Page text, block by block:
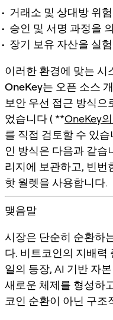
거래소 및 상대방 위
승인 및 서명 과정을
장기 보유 자산을 실
이러한 환경에 맞는 시
OneKey는 오픈 소스
보안 우선 접근 방식으
었습니다 ( **OneKey
를 직접 검토할 수 있
인 방식은 다음과 같습
리지에 보관하고, 빈번
핫 월렛을 사용합니다.
맺음말
시장은 단순히 순환하
다. 비트코인의 지배력
일의 등장, AI 기반 자
새로운 체제를 형성하
코인 순환이 아닌 구조